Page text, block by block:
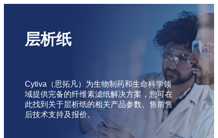
层析纸
Cytiva（思拓凡）为生物制药和生命科学领
域提供完备的纤维素滤纸解决方案，您可在
此找到关于层析纸的相关产品参数、售前售
后技术支持及报价。